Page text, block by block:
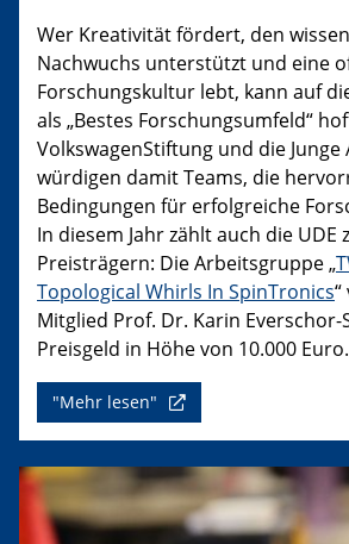
Wer Kreativität fördert, den
Nachwuchs unterstützt und eine
Forschungskultur lebt, kann auf
als „Bestes Forschungsumfeld“
VolkswagenStiftung und die Junge
würdigen damit Teams, die
Bedingungen für erfolgreiche
In diesem Jahr zählt auch die UDE
Preisträgern: Die Arbeitsgruppe „
Topological Whirls In SpinTronics“
Mitglied Prof. Dr. Karin
Preisgeld in Höhe von 10.000 Euro.
"Mehr lesen"